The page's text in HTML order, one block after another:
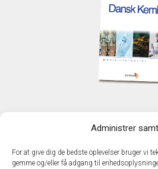
Administrer
For at give dig de bedste oplevelser bruger vi
gemme og/eller få adgang til
TechMedia A/
DK - 2600